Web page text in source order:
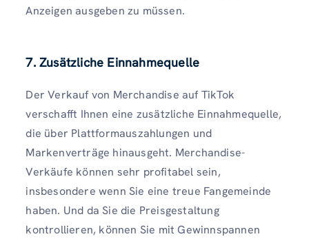
Anzeigen ausgeben zu müssen.
7. Zusätzliche Einnahmequelle
Der Verkauf von Merchandise auf TikTok
verschafft Ihnen eine zusätzliche Einnahmequelle,
die über Plattformauszahlungen und
Markenverträge hinausgeht. Merchandise-
Verkäufe können sehr profitabel sein,
insbesondere wenn Sie eine treue Fangemeinde
haben. Und da Sie die Preisgestaltung
kontrollieren, können Sie mit Gewinnspannen